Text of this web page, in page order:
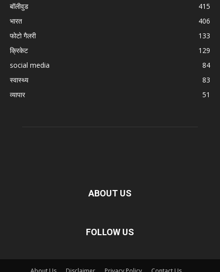
बॉलीवुड
415
भारत
406
फोटो गैलरी
133
क्रिकेट
129
social media
84
स्वास्थ्य
83
व्यापार
51
ABOUT US
FOLLOW US